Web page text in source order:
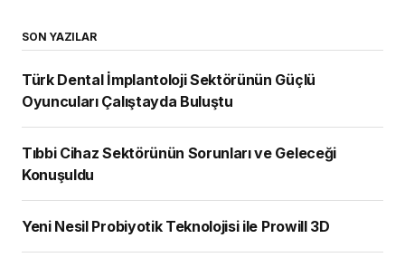
SON YAZILAR
Türk Dental İmplantoloji Sektörünün Güçlü
Oyuncuları Çalıştayda Buluştu
Tıbbi Cihaz Sektörünün Sorunları ve Geleceği
Konuşuldu
Yeni Nesil Probiyotik Teknolojisi ile Prowill 3D